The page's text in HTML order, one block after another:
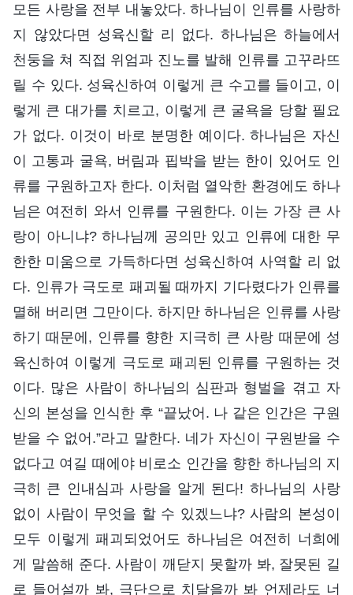
모든 사랑을 전부 내놓았다. 하나님이 인류를 사랑하
지 않았다면 성육신할 리 없다. 하나님은 하늘에서
천둥을 쳐 직접 위엄과 진노를 발해 인류를 고꾸라뜨
릴 수 있다. 성육신하여 이렇게 큰 수고를 들이고, 이
렇게 큰 대가를 치르고, 이렇게 큰 굴욕을 당할 필요
가 없다. 이것이 바로 분명한 예이다. 하나님은 자신
이 고통과 굴욕, 버림과 핍박을 받는 한이 있어도 인
류를 구원하고자 한다. 이처럼 열악한 환경에도 하나
님은 여전히 와서 인류를 구원한다. 이는 가장 큰 사
랑이 아니냐? 하나님께 공의만 있고 인류에 대한 무
한한 미움으로 가득하다면 성육신하여 사역할 리 없
다. 인류가 극도로 패괴될 때까지 기다렸다가 인류를
멸해 버리면 그만이다. 하지만 하나님은 인류를 사랑
하기 때문에, 인류를 향한 지극히 큰 사랑 때문에 성
육신하여 이렇게 극도로 패괴된 인류를 구원하는 것
이다. 많은 사람이 하나님의 심판과 형벌을 겪고 자
신의 본성을 인식한 후 “끝났어. 나 같은 인간은 구원
받을 수 없어.”라고 말한다. 네가 자신이 구원받을 수
없다고 여길 때에야 비로소 인간을 향한 하나님의 지
극히 큰 인내심과 사랑을 알게 된다! 하나님의 사랑
없이 사람이 무엇을 할 수 있겠느냐? 사람의 본성이
모두 이렇게 패괴되었어도 하나님은 여전히 너희에
게 말씀해 준다. 사람이 깨닫지 못할까 봐, 잘못된 길
로 들어설까 봐, 극단으로 치달을까 봐 언제라도 너